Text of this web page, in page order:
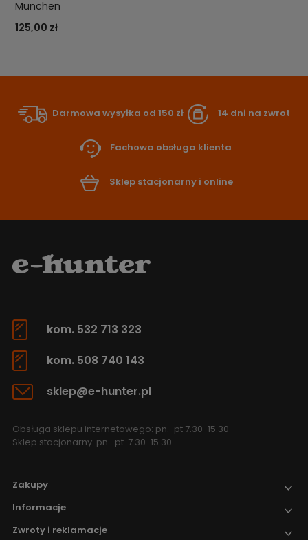
Munchen
125,00 zł
Darmowa wysyłka od 150 zł 14 dni na zwrot
Fachowa obsługa klienta
Sklep stacjonarny i online
kom. 532 713 323
kom. 508 740 143
sklep@e-hunter.pl
Obsługa sklepu internetowego: pn.-pt 7.30-15.30
Sklep stacjonarny: pn.-pt. 7.30-15.30
Zakupy
Informacje
Zwroty i reklamacje